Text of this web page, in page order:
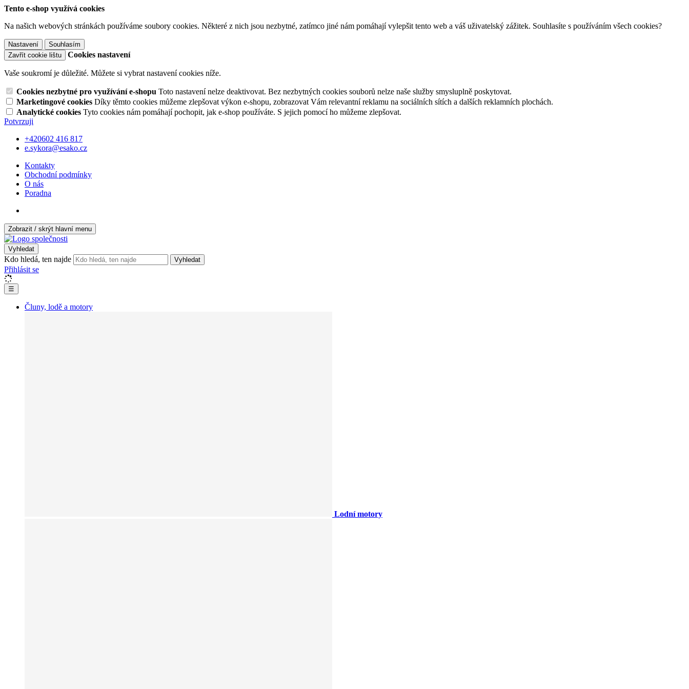
Tento e-shop využívá cookies
Na našich webových stránkách používáme soubory cookies. Některé z nich jsou nezbytné, zatímco jiné nám pomáhají vylepšit tento web a váš uživatelský zážitek. Souhlasíte s používáním všech cookies?
Nastavení
Souhlasím
Zavřít cookie lištu
Cookies nastavení
Vaše soukromí je důležité. Můžete si vybrat nastavení cookies níže.
Cookies nezbytné pro využívání e-shopu Toto nastavení nelze deaktivovat. Bez nezbytných cookies souborů nelze naše služby smysluplně poskytovat.
Marketingové cookies Díky těmto cookies můžeme zlepšovat výkon e-shopu, zobrazovat Vám relevantní reklamu na sociálních sítích a dalších reklamních plochách.
Analytické cookies Tyto cookies nám pomáhají pochopit, jak e-shop používáte. S jejich pomocí ho můžeme zlepšovat.
Potvrzuji
+420602 416 817
e.sykora@esako.cz
Kontakty
Obchodní podmínky
O nás
Poradna
Zobrazit / skrýt hlavní menu
Vyhledat
Kdo hledá, ten najde Vyhledat
Přihlásit se
☰
Čluny, lodě a motory
Lodní motory